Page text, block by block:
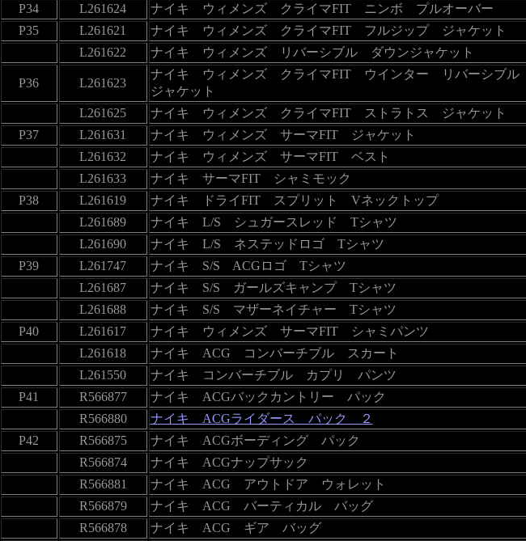
P34
L261624 ナイキ ウィメンズ クライマFIT ニンボ プルオーバー
P35
L261621 ナイキ ウィメンズ クライマFIT フルジップ ジャケット
L261622
ナイキ ウィメンズ リバーシブル ダウンジャケット
P36 L261623
ナイキ ウィメンズ クライマFIT ウインター リバーシブル
ジャケット
L261625 ナイキ ウィメンズ クライマFIT ストラトス ジャケット
P37
L261631 ナイキ ウィメンズ サーマFIT ジャケット
L261632
ナイキ ウィメンズ サーマFIT ベスト
L261633
ナイキ サーマFIT シャミモック
P38
L261619 ナイキ ドライFIT スプリット Vネックトップ
L261689
ナイキ L/S シュガースレッド Tシャツ
L261690
ナイキ L/S ネステッドロゴ Tシャツ
P39
L261747 ナイキ S/S ACGロゴ Tシャツ
L261687
ナイキ S/S ガールズキャンプ Tシャツ
L261688
ナイキ S/S マザーネイチャー Tシャツ
P40
L261617 ナイキ ウィメンズ サーマFIT シャミパンツ
L261618
ナイキ ACG コンバーチブル スカート
L261550
ナイキ コンバーチブル カプリ パンツ
P41
R566877 ナイキ ACGバックカントリー パック
R566880
ナイキ ACGライダース パック ２
P42
R566875 ナイキ ACGボーディング パック
R566874
ナイキ ACGナップサック
R566881
ナイキ ACG アウトドア ウォレット
R566879
ナイキ ACG バーティカル バッグ
R566878
ナイキ ACG ギア バッグ